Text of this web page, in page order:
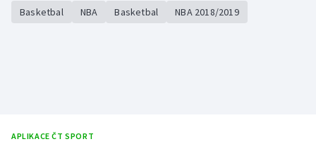
Basketbal NBA Basketbal NBA 2018/2019
APLIKACE ČT SPORT